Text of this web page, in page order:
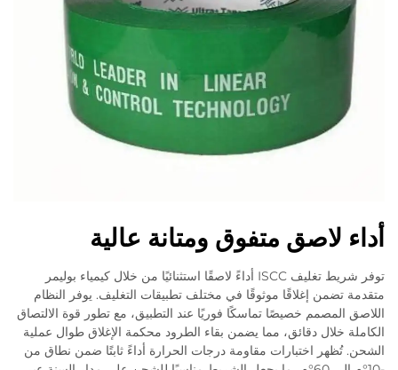
أداء لاصق متفوق ومتانة عالية
توفر شريط تغليف ISCC أداءً لاصقًا استثنائيًا من خلال كيمياء بوليمر
متقدمة تضمن إغلاقًا موثوقًا في مختلف تطبيقات التغليف. يوفر النظام
اللاصق المصمم خصيصًا تماسكًا فوريًا عند التطبيق، مع تطور قوة الالتصاق
الكاملة خلال دقائق، مما يضمن بقاء الطرود محكمة الإغلاق طوال عملية
الشحن. تُظهر اختبارات مقاومة درجات الحرارة أداءً ثابتًا ضمن نطاق من